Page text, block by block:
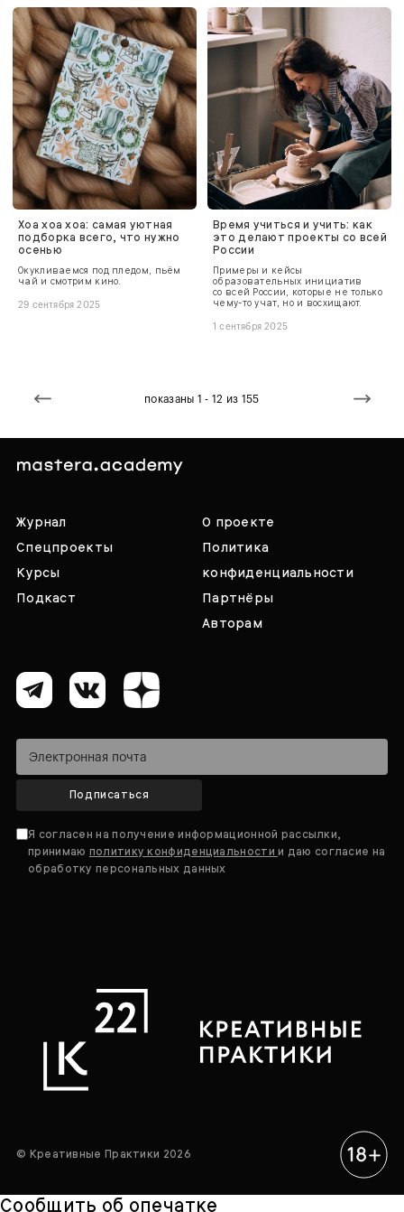
Хоа хоа хоа: самая уютная
подборка всего, что нужно
осенью
Окукливаемся под пледом, пьём
чай и смотрим кино.
29 сентября 2025
Время учиться и учить: как
это делают проекты со всей
России
Примеры и кейсы
образовательных инициатив
со всей России, которые не только
чему-то учат, но и восхищают.
1 сентября 2025
показаны 1 - 12 из 155
Журнал
Спецпроекты
Курсы
Подкаст
О проекте
Политика
конфиденциальности
Партнёры
Авторам
Подписаться
Я согласен на получение информационной рассылки,
принимаю политику конфиденциальностии даю согласие на
обработку персональных данных
© Креативные Практики 2026
Сообщить об опечатке